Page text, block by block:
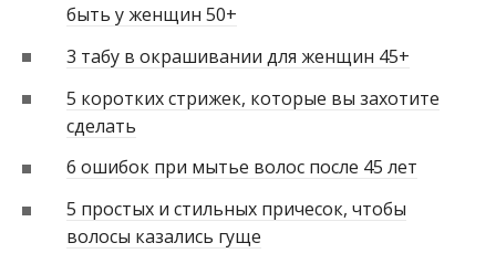
быть у женщин 50+
3 табу в окрашивании для женщин 45+
5 коротких стрижек, которые вы захотите
сделать
6 ошибок при мытье волос после 45 лет
5 простых и стильных причесок, чтобы
волосы казались гуще